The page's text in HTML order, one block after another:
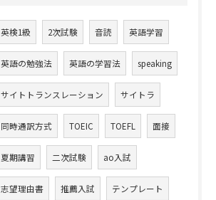
英検1級 2次試験 音読 英語学習
英語の勉強法 英語の学習法 speaking
サイトトランスレーション サイトラ
同時通訳方式 TOEIC TOEFL 面接
夏期講習 二次試験 ao入試
志望理由書 推薦入試 テンプレート